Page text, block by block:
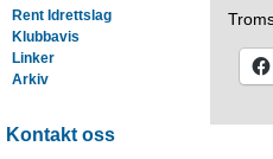
Rent Idrettslag
Klubbavis
Linker
Arkiv
Kontakt oss